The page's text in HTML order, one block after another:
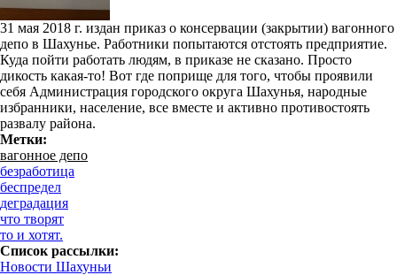
31 мая 2018 г. издан приказ о консервации (закрытии) вагонного
депо в Шахунье. Работники попытаются отстоять предприятие.
Куда пойти работать людям, в приказе не сказано. Просто
дикость какая-то! Вот где поприще для того, чтобы проявили
себя Администрация городского округа Шахунья, народные
избранники, население, все вместе и активно противостоять
развалу района.
Метки:
вагонное депо
безработица
беспредел
деградация
что творят
то и хотят.
Список рассылки:
Новости Шахуньи